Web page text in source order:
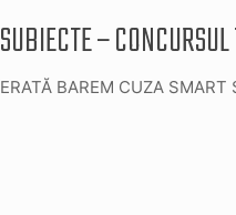
SUBIECTE –
ERATĂ BAREM CUZA